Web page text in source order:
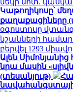
Կաթողիկոսը՝
քաղաքացիները
օգոստոսը
նշանների համար
բերվել 1293
Ալեն
նրա մասին
(տեսանյութ)